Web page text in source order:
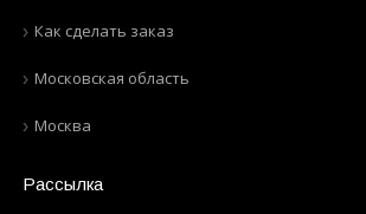
Как сделать заказ
Московская область
Москва
Рассылка